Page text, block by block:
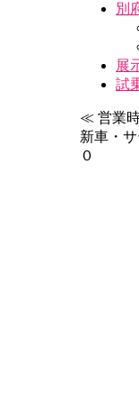
別
展
試
≪ 営業
新車・
０